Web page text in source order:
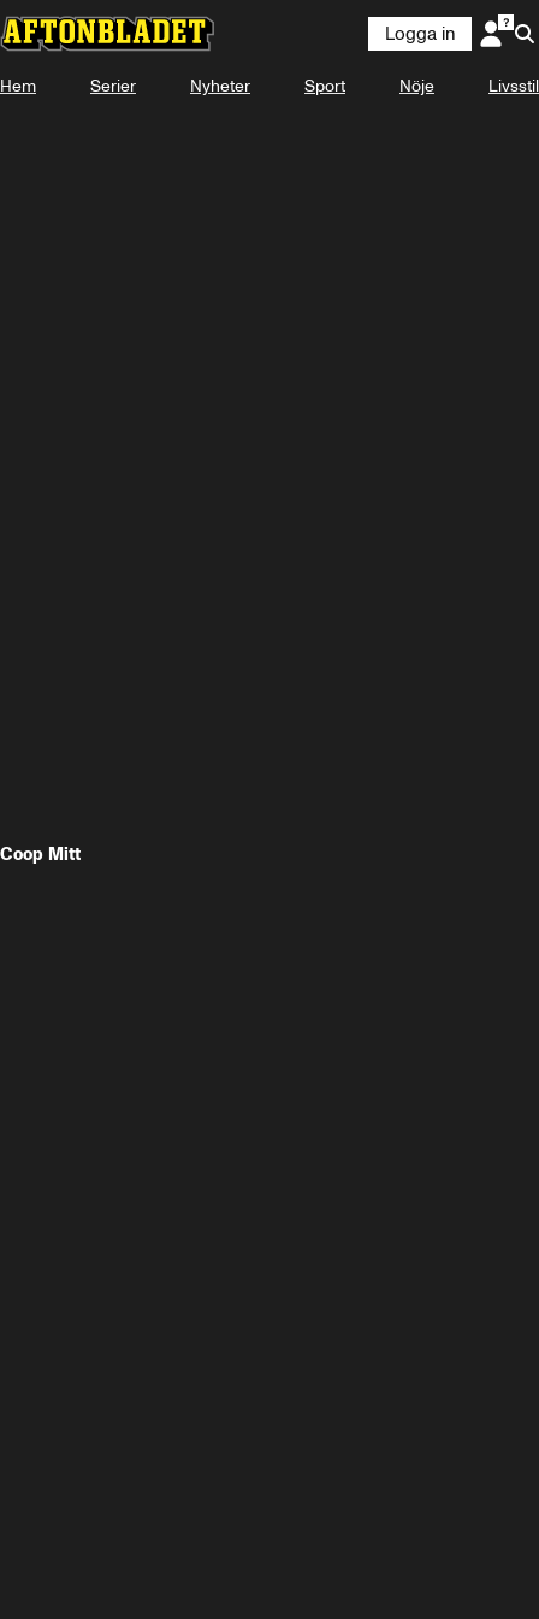
Logga in
Hem Serier Nyheter Sport Nöje Livsstil
Coop Mitt